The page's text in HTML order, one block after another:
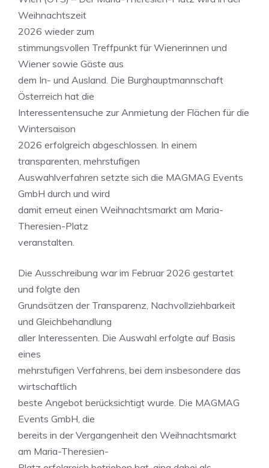
Weihnachtszeit
2026 wieder zum
stimmungsvollen Treffpunkt für Wienerinnen und
Wiener sowie Gäste aus
dem In- und Ausland. Die Burghauptmannschaft
Österreich hat die
Interessentensuche zur Anmietung der Flächen für die
Wintersaison
2026 erfolgreich abgeschlossen. In einem
transparenten, mehrstufigen
Auswahlverfahren setzte sich die MAGMAG Events
GmbH durch und wird
damit erneut einen Weihnachtsmarkt am Maria-
Theresien-Platz
veranstalten.
Die Ausschreibung war im Februar 2026 gestartet
und folgte den
Grundsätzen der Transparenz, Nachvollziehbarkeit
und Gleichbehandlung
aller Interessenten. Die Auswahl erfolgte auf Basis
eines
mehrstufigen Verfahrens, bei dem insbesondere das
wirtschaftlich
beste Angebot berücksichtigt wurde. Die MAGMAG
Events GmbH, die
bereits in der Vergangenheit den Weihnachtsmarkt
am Maria-Theresien-